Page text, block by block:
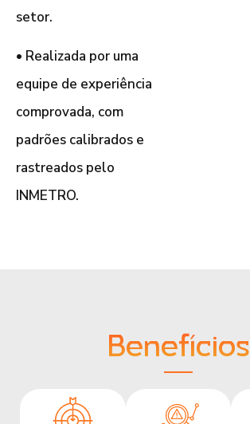
setor.
• Realizada por uma
equipe de experiência
comprovada, com
padrões calibrados e
rastreados pelo
INMETRO.
Benefícios